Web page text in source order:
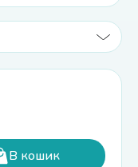
В кошик